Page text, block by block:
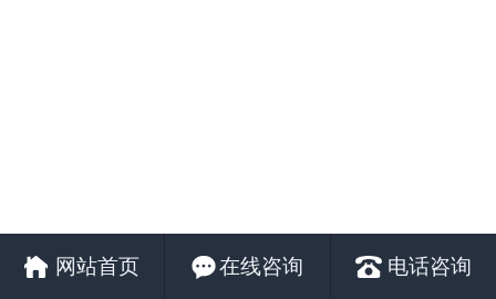
网站首页 在线咨询 电话咨询